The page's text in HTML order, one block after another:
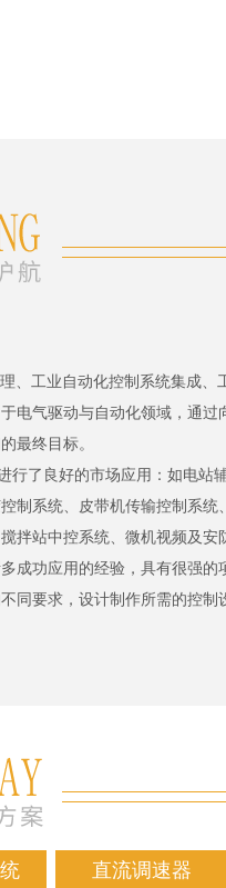
、工业自动化控制系统集成、
电气驱动与自动化领域，通过
最终目标。
行了良好的市场应用：如电站
制系统、皮带机传输控制系统
拌站中控系统、微机视频及安
成功应用的经验，具有很强的
同要求，设计制作所需的控制
直流调速器